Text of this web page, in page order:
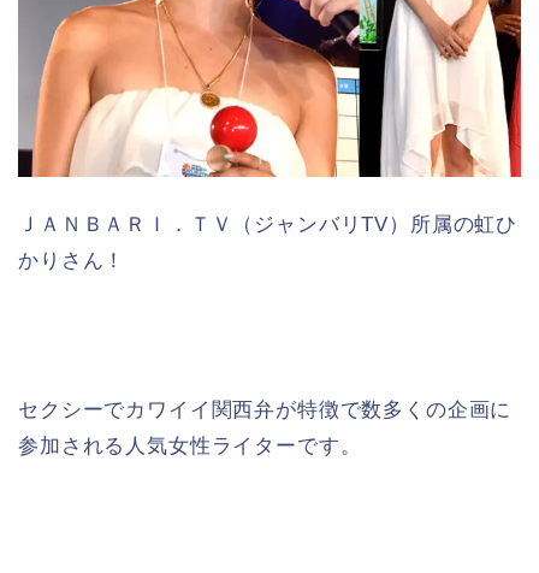
ＪＡＮＢＡＲＩ．ＴＶ（ジャンバリTV）所属の虹ひ
かりさん！
セクシーでカワイイ関西弁が特徴で数多くの企画に
参加される人気女性ライターです。